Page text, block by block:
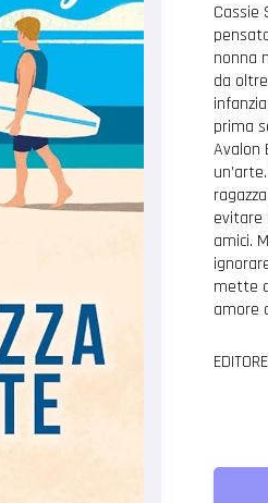
Cassie
nonna
da
prima
Avalon
evitare
amici.
mette
amore